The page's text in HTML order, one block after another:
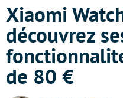
Xiaomi
découvrez
de 80 €